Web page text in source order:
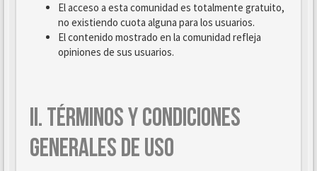
El acceso a esta comunidad es totalmente gratuito,
no existiendo cuota alguna para los usuarios.
El contenido mostrado en la comunidad refleja
opiniones de sus usuarios.
II. TÉRMINOS Y CONDICIONES
GENERALES DE USO